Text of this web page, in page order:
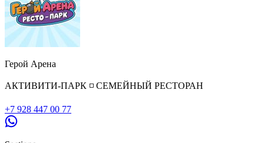
👉https://max.ru/id2367043098_biz/AZ5fpg-CJhs
👉Тelegram:https://t.me/astropark_sochi/11
Подписывайтесь на нас в соц сетях и узнавайте первыми об
сайтhttps://astro-park.ru/
Вк
Герой Арена
АКТИВИТИ-ПАРК ◽ СЕМЕЙНЫЙ РЕСТОРАН
+7 928 447 00 77